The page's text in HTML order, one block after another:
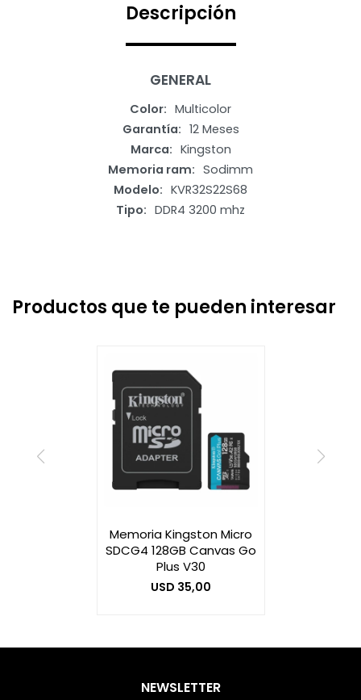
Descripción
GENERAL
Color
Multicolor
Garantía
12 Meses
Marca
Kingston
Memoria ram
Sodimm
Modelo
KVR32S22S68
Tipo
DDR4 3200 mhz
Productos que te pueden interesar
Memoria Kingston Micro
SDCG4 128GB Canvas Go
Plus V30
USD 35,00
NEWSLETTER